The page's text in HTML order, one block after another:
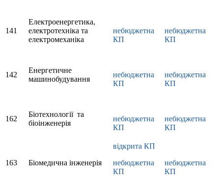
141
Електроенергетика,
електротехніка та
електромеханіка
небюджетна
КП
небюджетна
КП
142
Енергетичне
машинобудування
небюджетна
КП
небюджетна
КП
162
Біотехнології та
біоінженерія
небюджетна
КП
небюджетна
КП
163 Біомедична інженерія
відкрита КП
небюджетна
КП
небюджетна
КП